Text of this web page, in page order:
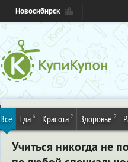
Новосибирск
Все Еда 6 Красота 2 Здоровье 2
Учиться никогда не